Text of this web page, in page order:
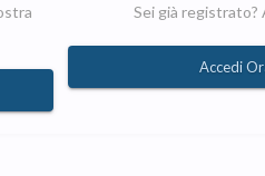
Sei già registrato?
Accedi